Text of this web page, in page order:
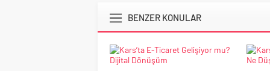
BENZER KONULAR